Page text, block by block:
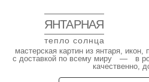
ЯНТАРНАЯ
тепло солнца
мастерская картин из янтаря,
с доставкой по всему миру — в
качественно,